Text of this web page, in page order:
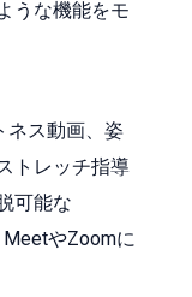
うな機能をモ
ネス動画、姿
トレッチ指導
可能な
MeetやZoomに